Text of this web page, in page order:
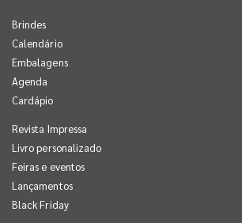
Brindes
Calendário
Embalagens
Agenda
Cardápio
Revista Impressa
Livro personalizado
Feiras e eventos
Lançamentos
Black Friday